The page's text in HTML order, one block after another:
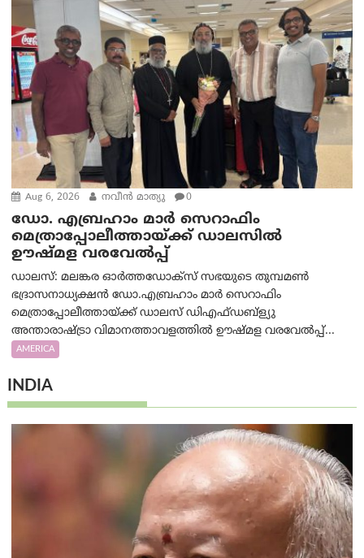
Aug 6, 2026 നവീൻ മാത്യു 0
ഡോ. എബ്രഹാം മാർ സെറാഫിം
മെത്രാപ്പോലീത്തായ്ക്ക് ഡാലസിൽ
ഊഷ്മള വരവേൽപ്പ്
ഡാലസ്: മലങ്കര ഓർത്തഡോക്സ് സഭയുടെ തുമ്പമൺ
ഭദ്രാസനാധ്യക്ഷൻ ഡോ.എബ്രഹാം മാർ സെറാഫിം
മെത്രാപ്പോലീത്തായ്ക്ക് ഡാലസ് ഡിഎഫ്ഡബ്ള്യു
അന്താരാഷ്ട്രാ വിമാനത്താവളത്തിൽ ഊഷ്മള വരവേൽപ്പ്...
AMERICA
INDIA